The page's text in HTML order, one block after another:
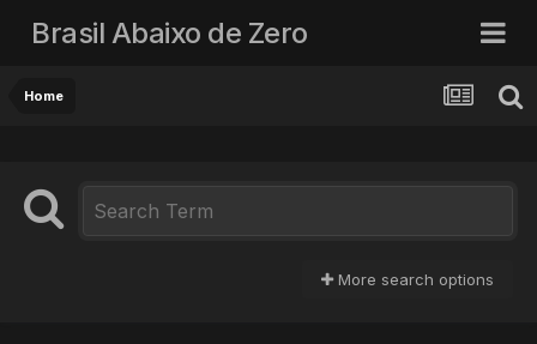
Brasil Abaixo de Zero
Home
More search options